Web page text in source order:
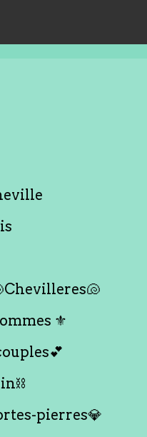
⚜️
pierres💎